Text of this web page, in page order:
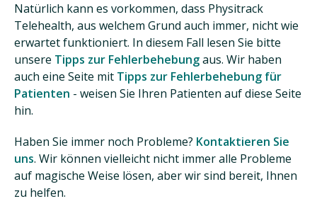
Natürlich kann es vorkommen, dass Physitrack
Telehealth, aus welchem Grund auch immer, nicht wie
erwartet funktioniert. In diesem Fall lesen Sie bitte
unsere Tipps zur Fehlerbehebungaus. Wir haben
auch eine Seite mit Tipps zur Fehlerbehebung für
Patienten - weisen Sie Ihren Patienten auf diese Seite
hin.
Haben Sie immer noch Probleme? Kontaktieren Sie
uns. Wir können vielleicht nicht immer alle Probleme
auf magische Weise lösen, aber wir sind bereit, Ihnen
zu helfen.